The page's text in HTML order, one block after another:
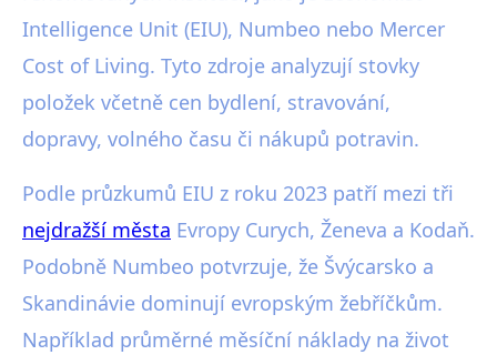
Intelligence Unit (EIU), Numbeo nebo Mercer
Cost of Living. Tyto zdroje analyzují stovky
položek včetně cen bydlení, stravování,
dopravy, volného času či nákupů potravin.
Podle průzkumů EIU z roku 2023 patří mezi tři
nejdražší města Evropy Curych, Ženeva a Kodaň.
Podobně Numbeo potvrzuje, že Švýcarsko a
Skandinávie dominují evropským žebříčkům.
Například průměrné měsíční náklady na život